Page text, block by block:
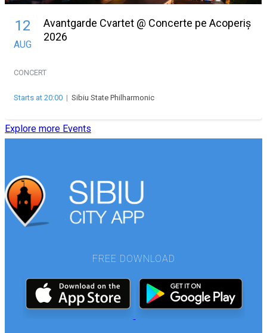
12
AUG
Avantgarde Cvartet @ Concerte pe Acoperiș
2026
CONCERT
Starts at 20:00 | Sibiu State Philharmonic
Explore more Events
FREE DOWNLOAD